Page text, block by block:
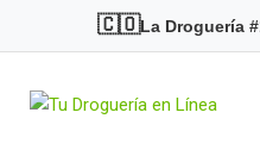
🇨🇴La Droguería
Home